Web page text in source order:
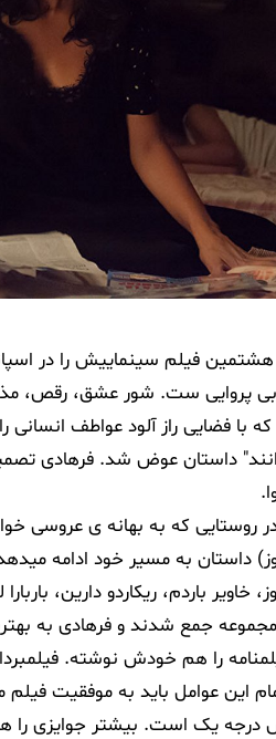
فیلم سینماییش را در
بی پروایی ست. شور عشق، رقص،
با فضایی راز آلود عواطف
داستان عوض شد. فرهادی
در روستایی که به بهانه ی
کروز) داستان به مسیر خود
خاویر باردم، ریکاردو دارین،
جمع شدند و فرهادی به
را هم خودش نوشته.
این عوامل باید به موفقیت
درجه یک است. بیشتر جوایزی